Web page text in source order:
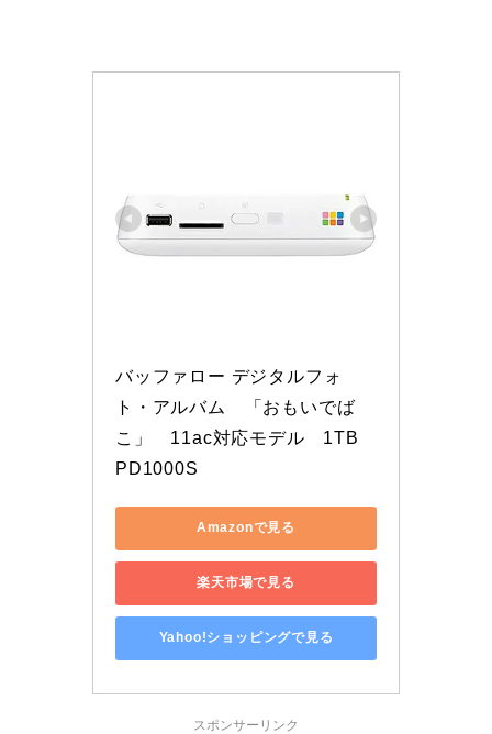
バッファロー デジタルフォ
ト・アルバム　「おもいでば
こ」　11ac対応モデル　1TB
PD1000S
Amazonで見る
楽天市場で見る
Yahoo!ショッピングで見る
スポンサーリンク